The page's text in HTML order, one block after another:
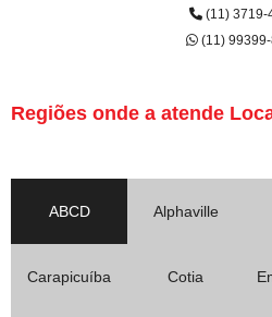
(11) 3719-
(11)
Regiões onde a atende
ABCD Alphaville
Carapicuíba Cotia